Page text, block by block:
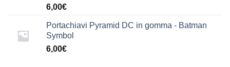
6,00€
Portachiavi Pyramid DC in gomma - Batman
Symbol
6,00€